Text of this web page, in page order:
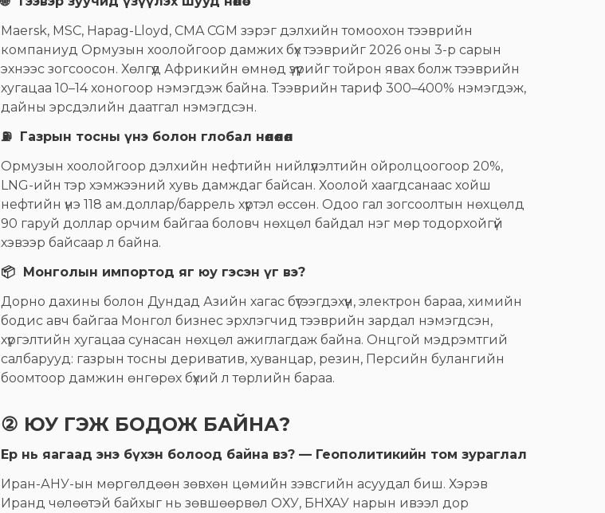
Maersk, MSC, Hapag-Lloyd, CMA CGM зэрэг дэлхийн томоохон тээврийн
компаниуд Ормузын хоолойгоор дамжих бүх тээврийг 2026 оны 3-р сарын
эхнээс зогсоосон. Хөлгүүд Африкийн өмнөд үзүүрийг тойрон явах болж тээврийн
хугацаа 10–14 хоногоор нэмэгдэж байна. Тээврийн тариф 300–400% нэмэгдэж,
дайны эрсдэлийн даатгал нэмэгдсэн.
⛽ Газрын тосны үнэ болон глобал нөлөөлөл
Ормузын хоолойгоор дэлхийн нефтийн нийлүүлэлтийн ойролцоогоор 20%,
LNG-ийн тэр хэмжээний хувь дамждаг байсан. Хоолой хаагдсанаас хойш
нефтийн үнэ 118 ам.доллар/баррель хүртэл өссөн. Одоо гал зогсоолтын нөхцөлд
90 гаруй доллар орчим байгаа боловч нөхцөл байдал нэг мөр тодорхойгүй
хэвээр байсаар л байна.
📦 Монголын импортод яг юу гэсэн үг вэ?
Дорно дахины болон Дундад Азийн хагас бүтээгдэхүүн, электрон бараа, химийн
бодис авч байгаа Монгол бизнес эрхлэгчид тээврийн зардал нэмэгдсэн,
хүргэлтийн хугацаа сунасан нөхцөл ажиглагдаж байна. Онцгой мэдрэмтгий
салбарууд: газрын тосны дериватив, хуванцар, резин, Персийн булангийн
боомтоор дамжин өнгөрөх бүхий л төрлийн бараа.
② ЮУ ГЭЖ БОДОЖ БАЙНА?
Ер нь яагаад энэ бүхэн болоод байна вэ? — Геополитикийн том зураглал
Иран-АНУ-ын мөргөлдөөн зөвхөн цөмийн зэвсгийн асуудал биш. Хэрэв
Иранд чөлөөтэй байхыг нь зөвшөөрвөл ОХУ, БНХАУ нарын ивээл дор